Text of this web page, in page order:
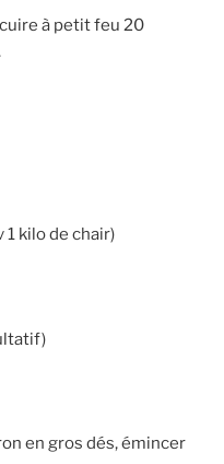
à petit feu 20
kilo de chair)
en gros dés, émincer